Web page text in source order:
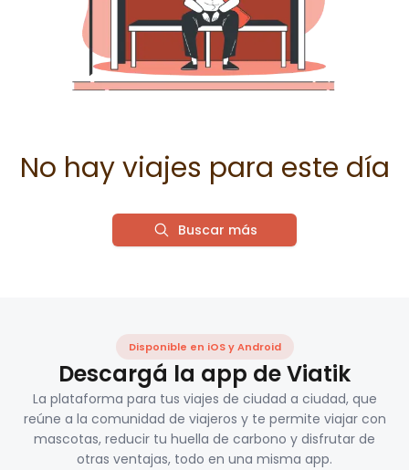
No hay viajes para este día
Buscar más
Disponible en iOS y Android
Descargá la app de Viatik
La plataforma para tus viajes de ciudad a ciudad, que
reúne a la comunidad de viajeros y te permite viajar con
mascotas, reducir tu huella de carbono y disfrutar de
otras ventajas, todo en una misma app.